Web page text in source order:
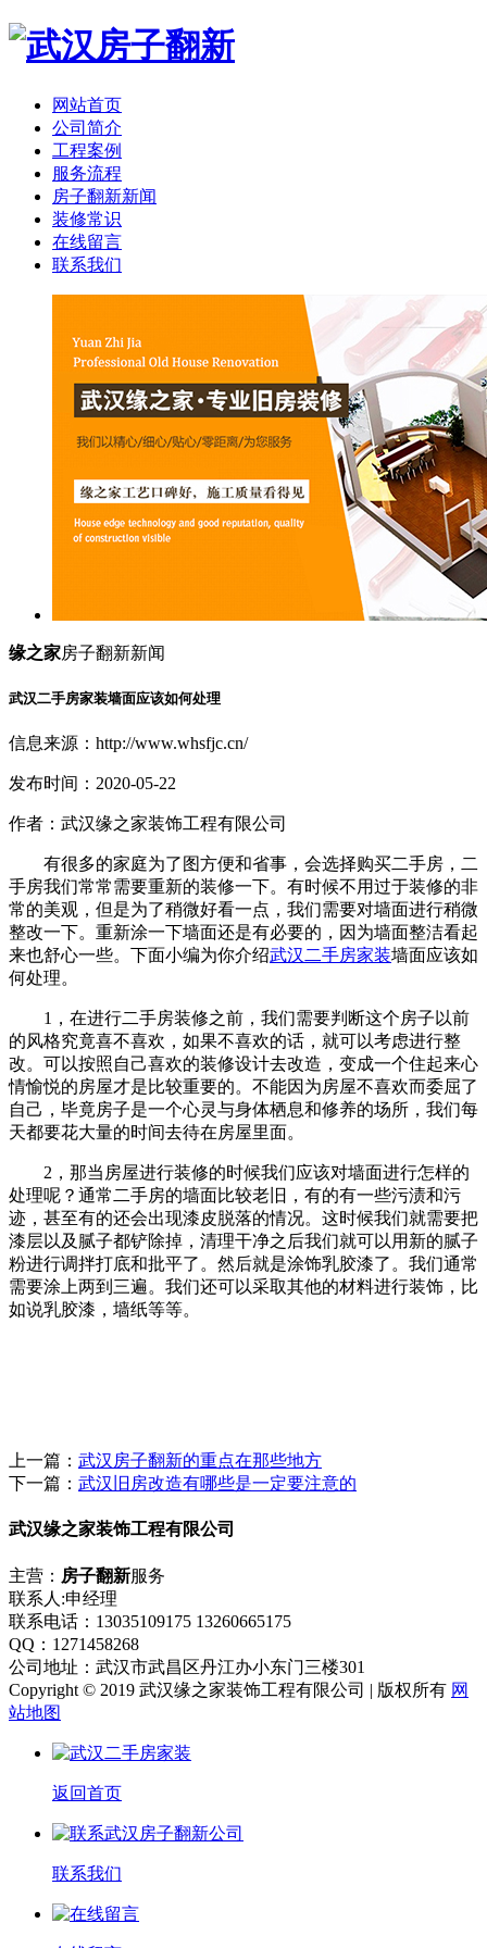
网站首页
公司简介
工程案例
服务流程
房子翻新新闻
装修常识
在线留言
联系我们
缘之家房子翻新新闻
武汉二手房家装墙面应该如何处理
信息来源：http://www.whsfjc.cn/
发布时间：2020-05-22
作者：武汉缘之家装饰工程有限公司
有很多的家庭为了图方便和省事，会选择购买二手房，二
手房我们常常需要重新的装修一下。有时候不用过于装修的非
常的美观，但是为了稍微好看一点，我们需要对墙面进行稍微
整改一下。重新涂一下墙面还是有必要的，因为墙面整洁看起
来也舒心一些。下面小编为你介绍武汉二手房家装墙面应该如
何处理。
1，在进行二手房装修之前，我们需要判断这个房子以前
的风格究竟喜不喜欢，如果不喜欢的话，就可以考虑进行整
改。可以按照自己喜欢的装修设计去改造，变成一个住起来心
情愉悦的房屋才是比较重要的。不能因为房屋不喜欢而委屈了
自己，毕竟房子是一个心灵与身体栖息和修养的场所，我们每
天都要花大量的时间去待在房屋里面。
2，那当房屋进行装修的时候我们应该对墙面进行怎样的
处理呢？通常二手房的墙面比较老旧，有的有一些污渍和污
迹，甚至有的还会出现漆皮脱落的情况。这时候我们就需要把
漆层以及腻子都铲除掉，清理干净之后我们就可以用新的腻子
粉进行调拌打底和批平了。然后就是涂饰乳胶漆了。我们通常
需要涂上两到三遍。我们还可以采取其他的材料进行装饰，比
如说乳胶漆，墙纸等等。
上一篇： 武汉房子翻新的重点在那些地方
下一篇： 武汉旧房改造有哪些是一定要注意的
武汉缘之家装饰工程有限公司
主营： 房子翻新服务
联系人:申经理
联系电话：13035109175 13260665175
QQ：1271458268
公司地址：武汉市武昌区丹江办小东门三楼301
Copyright © 2019 武汉缘之家装饰工程有限公司 | 版权所有 网
站地图
返回首页
联系我们